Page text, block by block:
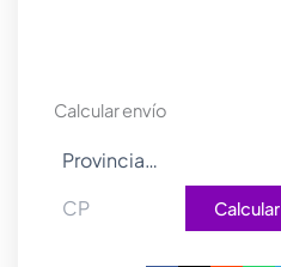
Calcular envío
Calcular